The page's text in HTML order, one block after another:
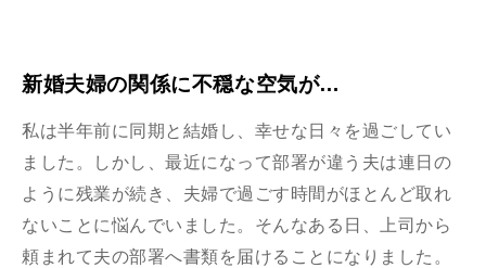
新婚夫婦の関係に不穏な空気が…
私は半年前に同期と結婚し、幸せな日々を過ごしてい
ました。しかし、最近になって部署が違う夫は連日の
ように残業が続き、夫婦で過ごす時間がほとんど取れ
ないことに悩んでいました。そんなある日、上司から
頼まれて夫の部署へ書類を届けることになりました。